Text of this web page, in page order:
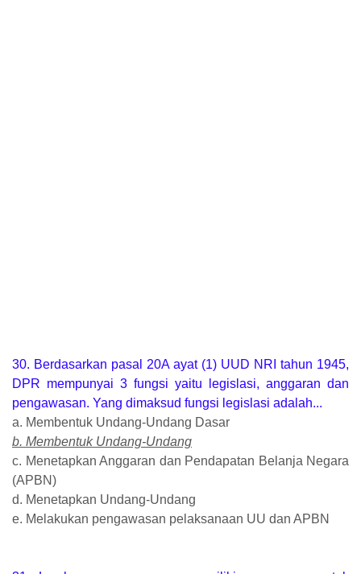
30. Berdasarkan pasal 20A ayat (1) UUD NRI tahun 1945,
DPR mempunyai 3 fungsi yaitu legislasi, anggaran dan
pengawasan. Yang dimaksud fungsi legislasi adalah...
a. Membentuk Undang-Undang Dasar
b. Membentuk Undang-Undang
c. Menetapkan Anggaran dan Pendapatan Belanja Negara
(APBN)
d. Menetapkan Undang-Undang
e. Melakukan pengawasan pelaksanaan UU dan APBN